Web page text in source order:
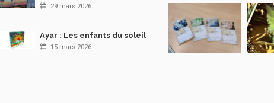
29 mars 2026
Ayar : Les enfants du soleil
15 mars 2026